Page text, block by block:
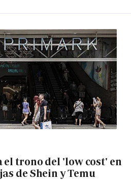
trono del 'low cost' en
de Shein y Temu